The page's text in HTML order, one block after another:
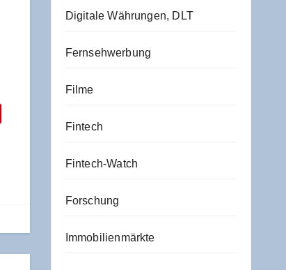
Digitale Währungen, DLT
Fernsehwerbung
Filme
Fintech
Fintech-Watch
Forschung
Immobilienmärkte